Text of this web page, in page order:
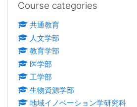
Course categories
共通教育
人文学部
教育学部
医学部
工学部
生物資源学部
地域イノベーション学研究科